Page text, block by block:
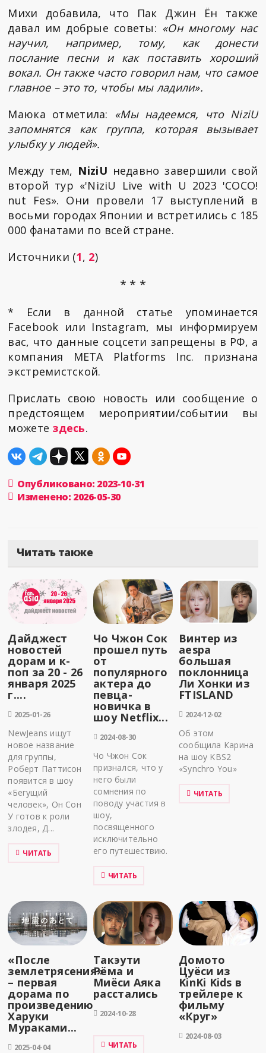
Михи добавила, что Пак Джин Ён также
давал им добрые советы: «Он многому нас
научил, например, тому, как донести
послание песни и как поставить хороший
вокал. Он также часто говорил нам, что самое
главное – это то, чтобы мы ладили».
Маюка отметила: «Мы надеемся, что NiziU
запомнятся как группа, которая вызывает
улыбку у людей».
Между тем, NiziU недавно завершили свой
второй тур «'NiziU Live with U 2023 'COCO!
nut Fes». Они провели 17 выступлений в
восьми городах Японии и встретились с 185
000 фанатами по всей стране.
Источники (1, 2)
* * *
* Если в данной статье упоминается
Facebook или Instagram, мы информируем
вас, что данные соцсети запрещены в РФ, а
компания META Platforms Inc. признана
экстремистской.
Прислать свою новость или сообщение о
предстоящем мероприятии/событии вы
можете здесь.
Опубликовано: 2023-10-31
Изменено: 2026-05-30
Читать также
Дайджест
новостей
дорам и к-
поп за 20 - 26
января 2025
г....
2025-01-26
NewJeans ищут
новое название
для группы,
Роберт Паттисон
появится в шоу
«Бегущий
человек», Он Сон
У готов к роли
злодея, Д...
ЧИТАТЬ
Чо Чжон Сок
прошел путь
от
популярного
актера до
певца-
новичка в
шоу Netflix...
2024-08-30
Чо Чжон Сок
признался, что у
него были
сомнения по
поводу участия в
шоу,
посвященного
исключительно
его путешествию.
ЧИТАТЬ
Винтер из
aespa
большая
поклонница
Ли Хонки из
FTISLAND
2024-12-02
Об этом
сообщила Карина
на шоу KBS2
«Synchro You»
ЧИТАТЬ
«После
землетрясения»
– первая
дорама по
произведению
Харуки
Мураками...
2025-04-04
Такэути
Рёма и
Миёси Аяка
расстались
2024-10-28
ЧИТАТЬ
Домото
Цуёси из
KinKi Kids в
трейлере к
фильму
«Круг»
2024-08-03